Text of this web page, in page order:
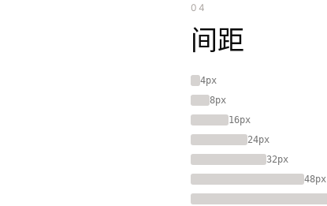
04
间距
4px
8px
16px
24px
32px
48px